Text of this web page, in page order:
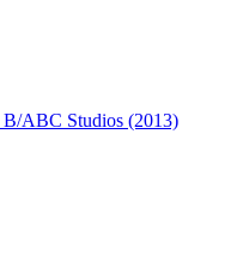
B/ABC Studios (2013)